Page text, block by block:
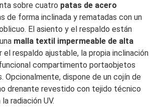
sobre cuatro patas de acero
de forma inclinada y rematadas con un
El asiento y el respaldo están
malla textil impermeable de alta
el respaldo ajustable, la propia inclinación
compartimento portaobjetos
Opcionalmente, dispone de un cojín de
drenante revestido con tejido técnico
radiación UV.